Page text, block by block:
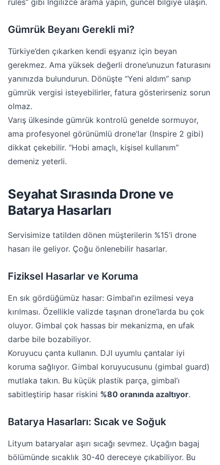
rules” gibi İngilizce arama yapın, güncel bilgiye ulaşın.
Gümrük Beyanı Gerekli mi?
Türkiye’den çıkarken kendi eşyanız için beyan
gerekmez. Ama yüksek değerli drone’unuzun faturasını
yanınızda bulundurun. Dönüşte “Yeni aldım” sanıp
gümrük vergisi isteyebilirler, fatura gösterirseniz sorun
olmaz.
Varış ülkesinde gümrük kontrolü genelde sormuyor,
ama profesyonel görünümlü drone’lar (Inspire 2 gibi)
dikkat çekebilir. “Hobi amaçlı, kişisel kullanım”
demeniz yeterli.
Seyahat Sırasında Drone ve
Batarya Hasarları
Servisimize tatilden dönen müşterilerin %15’i drone
hasarı ile geliyor. Çoğu önlenebilir hasarlar.
Fiziksel Hasarlar ve Koruma
En sık gördüğümüz hasar: Gimbal’ın ezilmesi veya
kırılması. Özellikle valizde taşınan drone’larda bu çok
oluyor. Gimbal çok hassas bir mekanizma, en ufak
darbe bile bozabiliyor.
Koruyucu çanta kullanın. DJI uyumlu çantalar iyi
koruma sağlıyor. Gimbal koruyucusunu (gimbal guard)
mutlaka takın. Bu küçük plastik parça, gimbal’ı
sabitleştirip hasar riskini %80 oranında azaltıyor.
Batarya Hasarları: Sıcak ve Soğuk
Lityum bataryalar aşırı sıcağı sevmez. Uçağın bagaj
bölümünde sıcaklık 30-40 dereceye çıkabiliyor. Bu